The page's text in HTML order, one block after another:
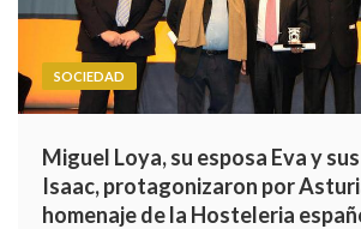
SOCIEDAD
Miguel Loya, su esposa Eva y
Isaac, protagonizaron por
homenaje de la Hosteleria